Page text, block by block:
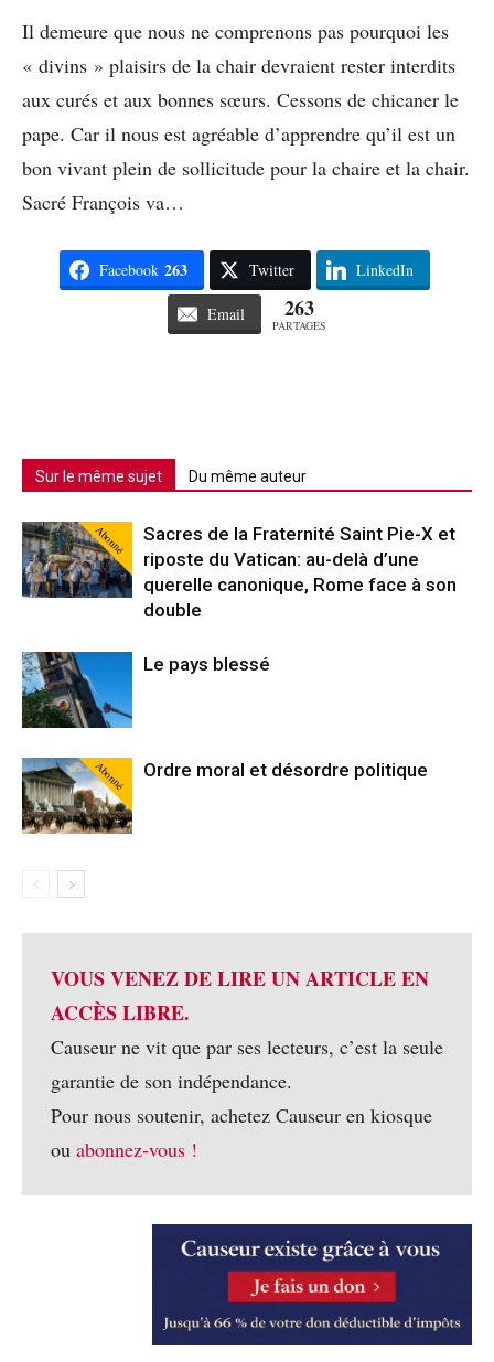
Il demeure que nous ne comprenons pas pourquoi les
« divins » plaisirs de la chair devraient rester interdits
aux curés et aux bonnes sœurs. Cessons de chicaner le
pape. Car il nous est agréable d’apprendre qu’il est un
bon vivant plein de sollicitude pour la chaire et la chair.
Sacré François va…
Facebook 263 Twitter LinkedIn
Email 263
PARTAGES
Sur le même sujet Du même auteur
Abonné
Sacres de la Fraternité Saint Pie-X et
riposte du Vatican: au-delà d’une
querelle canonique, Rome face à son
double
Le pays blessé
Abonné Ordre moral et désordre politique
VOUS VENEZ DE LIRE UN ARTICLE EN
ACCÈS LIBRE.
Causeur ne vit que par ses lecteurs, c’est la seule
garantie de son indépendance.
Pour nous soutenir, achetez Causeur en kiosque
ou abonnez-vous !